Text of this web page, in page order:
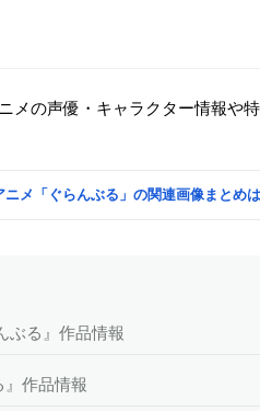
メの声優・キャラクター情報や
ニメ「ぐらんぶる」の関連画像まとめ
ぶる』作品情報
作品情報